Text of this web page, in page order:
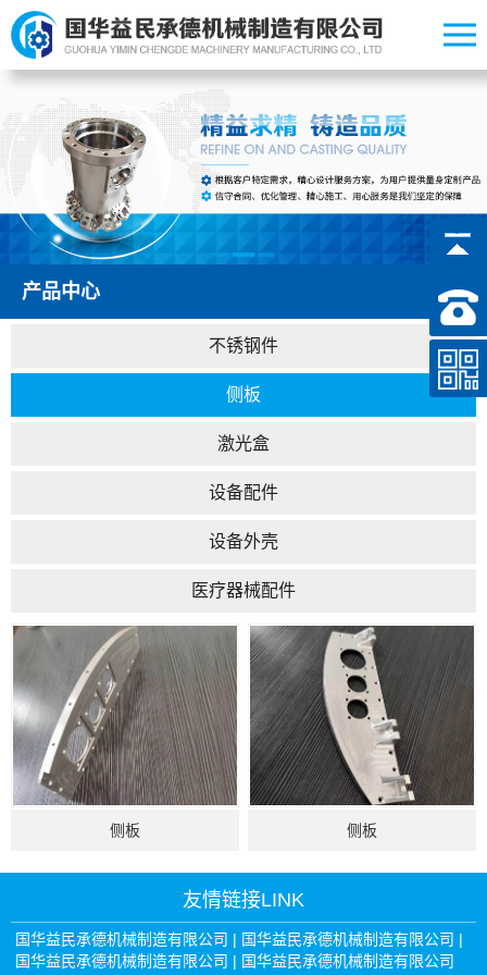
产品中心
不锈钢件
侧板
激光盒
设备配件
设备外壳
医疗器械配件
侧板 侧板
友情链接LINK
国华益民承德机械制造有限公司 | 国华益民承德机械制造有限公司 |
国华益民承德机械制造有限公司 | 国华益民承德机械制造有限公司